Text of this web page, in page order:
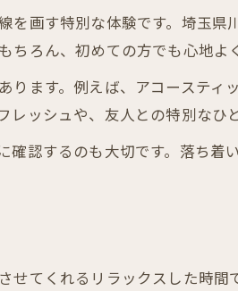
で人気のミュージック居酒屋の
屋で感じる埼玉県の音楽文化と
味わう生演奏とお酒の魅力
市の居酒屋で楽しむ生演奏の贅
と音楽が調和する居酒屋の選び
市北区で叶う音楽と居酒屋の融
画す特別な体験です。埼玉
ろん、初めての方でも心地よ
ます。例えば、アコーステ
ッシュや、友人との特別なひ
認するのも大切です。落ち
てくれるリラックスした時